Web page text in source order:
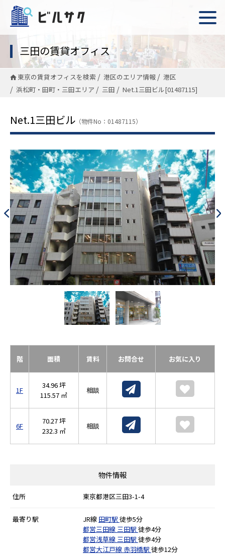
三田の賃貸オフィス
東京の賃貸オフィスを検索 港区のエリア情報
港区
浜松町・田町・三田エリア
三田 Net.1三田ビル[01487115]
Net.1三田ビル （物件No：01487115）
階 面積 賃料 お問合せ お気に入り
1F
34.96 坪
115.57 ㎡
相談
6F
70.27 坪
232.3 ㎡
相談
物件情報
住所 東京都港区三田3-1-4
最寄り駅 JR線 田町駅 徒歩5分
都営三田線三田駅 徒歩4分
都営浅草線三田駅 徒歩4分
都営大江戸線 赤羽橋駅 徒歩12分